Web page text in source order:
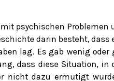
psychischen
darin besteht,
lag. Es gab wenig
dass diese Situation,
nicht dazu ermutigt